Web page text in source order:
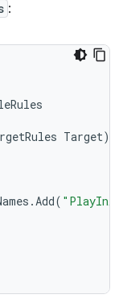
:
Target)
.Add(